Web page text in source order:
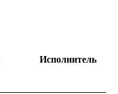
Исполнитель